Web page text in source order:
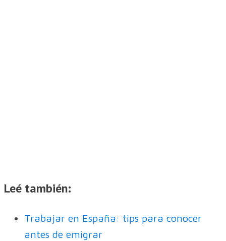
Leé también:
Trabajar en España: tips para conocer
antes de emigrar